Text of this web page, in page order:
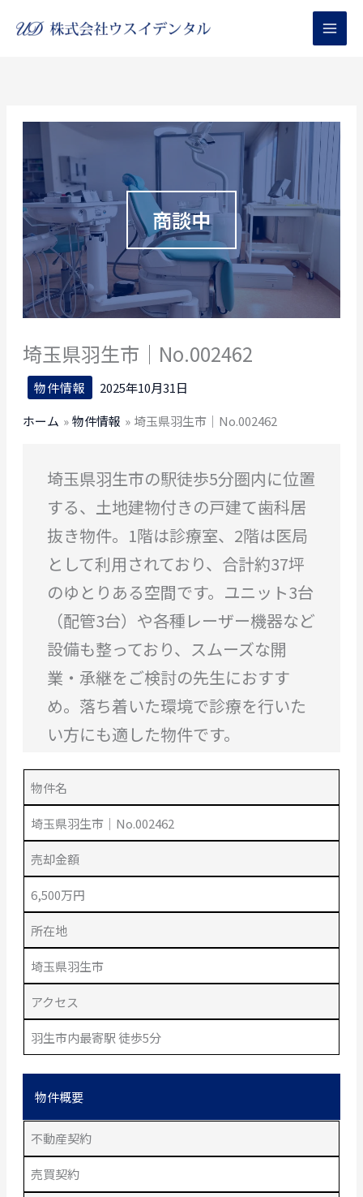
埼玉県羽生市｜No.002462
物件情報
2025年10月31日
ホーム
物件情報 埼玉県羽生市｜No.002462
埼玉県羽生市の駅徒歩5分圏内に位置
する、土地建物付きの戸建て歯科居
抜き物件。1階は診療室、2階は医局
として利用されており、合計約37坪
のゆとりある空間です。ユニット3台
（配管3台）や各種レーザー機器など
設備も整っており、スムーズな開
業・承継をご検討の先生におすす
め。落ち着いた環境で診療を行いた
い方にも適した物件です。
物件名
埼玉県羽生市｜No.002462
売却金額
6,500万円
所在地
埼玉県羽生市
アクセス
羽生市内最寄駅 徒歩5分
物件概要
不動産契約
売買契約